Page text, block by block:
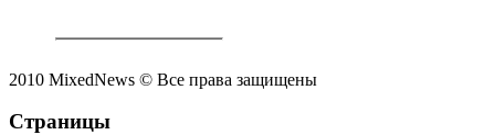
2010 MixedNews © Все права защищены
Страницы